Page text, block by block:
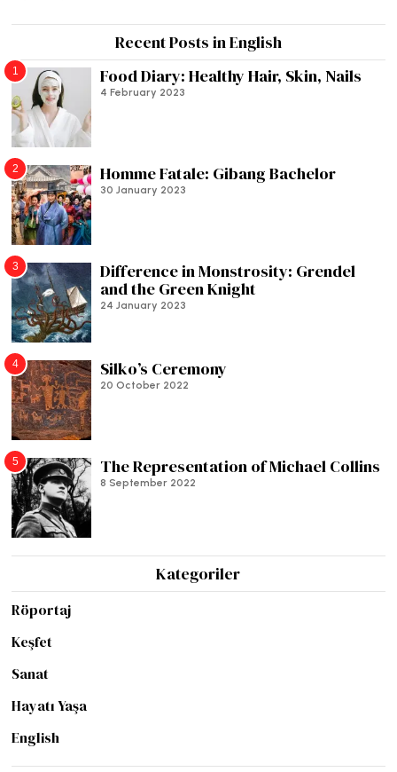
Recent Posts in English
1 Food Diary: Healthy Hair, Skin, Nails
4 February 2023
2 Homme Fatale: Gibang Bachelor
30 January 2023
3
Difference in Monstrosity: Grendel
and the Green Knight
24 January 2023
4 Silko’s Ceremony
20 October 2022
5 The Representation of Michael Collins
8 September 2022
Kategoriler
Röportaj
Keşfet
Sanat
Hayatı Yaşa
English